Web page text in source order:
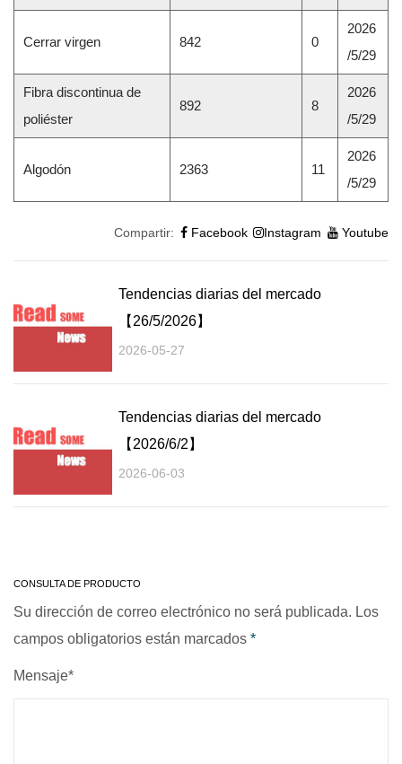
Cerrar virgen 842 0
2026
/5/29
Fibra discontinua de
poliéster
892 8
2026
/5/29
Algodón 2363 11
2026
/5/29
Compartir: Facebook Instagram Youtube
Tendencias diarias del mercado
【26/5/2026】
2026-05-27
Tendencias diarias del mercado
【2026/6/2】
2026-06-03
CONSULTA DE PRODUCTO
Su dirección de correo electrónico no será publicada. Los
campos obligatorios están marcados *
Mensaje*